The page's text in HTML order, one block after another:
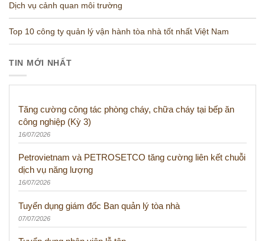
Dịch vụ cảnh quan môi trường
Top 10 công ty quản lý vận hành tòa nhà tốt nhất Việt Nam
TIN MỚI NHẤT
Tăng cường công tác phòng cháy, chữa cháy tại bếp ăn
công nghiệp (Kỳ 3)
16/07/2026
Petrovietnam và PETROSETCO tăng cường liên kết chuỗi
dịch vụ năng lượng
16/07/2026
Tuyển dụng giám đốc Ban quản lý tòa nhà
07/07/2026